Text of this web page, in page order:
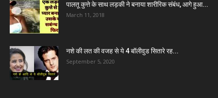
पालतू कुत्ते के साथ लड़की ने बनाया शारीरिक संबंध, आगे हुआ...
March 11, 2018
नशे की लत की वजह से ये 4 बॉलीवुड सितारे रह...
September 5, 2020